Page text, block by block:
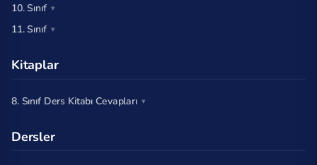
10. Sınıf
11. Sınıf
Kitaplar
8. Sınıf Ders Kitabı Cevapları
Dersler